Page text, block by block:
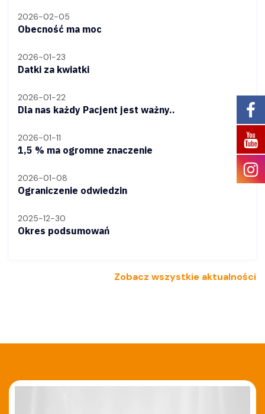
2026-02-05
Obecność ma moc
2026-01-23
Datki za kwiatki
2026-01-22
Dla nas każdy Pacjent jest ważny..
2026-01-11
1,5 % ma ogromne znaczenie
2026-01-08
Ograniczenie odwiedzin
2025-12-30
Okres podsumowań
Zobacz wszystkie aktualności